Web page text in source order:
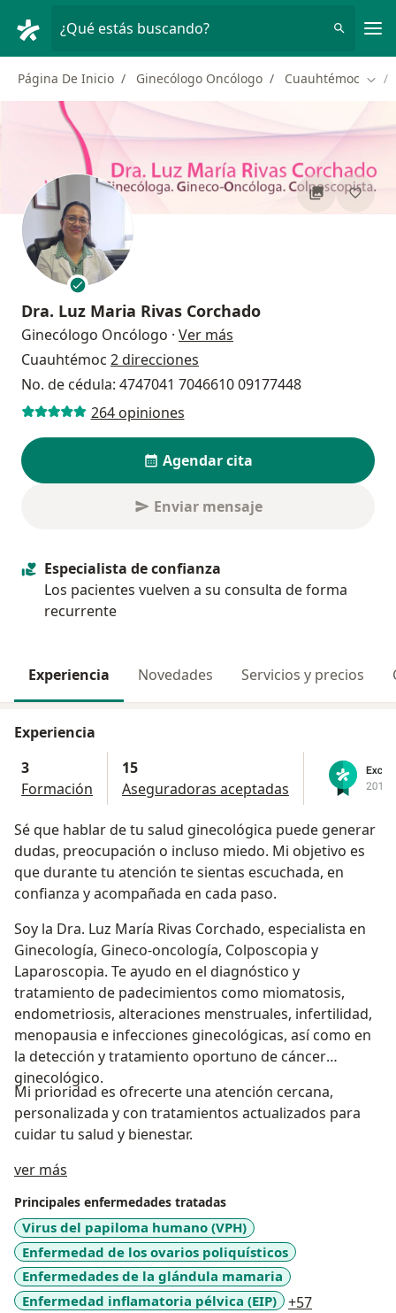
¿Qué estás buscando?
Página De Inicio Ginecólogo Oncólogo Cuauhtémoc
Dra. Luz Maria Rivas Corchado
Ginecólogo Oncólogo · Ver más
Cuauhtémoc 2 direcciones
No. de cédula: 4747041 7046610 09177448
264 opiniones
Agendar cita
Enviar mensaje
Especialista de confianza
Los pacientes vuelven a su consulta de forma
recurrente
Experiencia Novedades Servicios y precios
Experiencia
3
Formación
15
Aseguradoras aceptadas
Sé que hablar de tu salud ginecológica puede generar
dudas, preocupación o incluso miedo. Mi objetivo es
que durante tu atención te sientas escuchada, en
confianza y acompañada en cada paso.
Soy la Dra. Luz María Rivas Corchado, especialista en
Ginecología, Gineco-oncología, Colposcopia y
Laparoscopia. Te ayudo en el diagnóstico y
tratamiento de padecimientos como miomatosis,
endometriosis, alteraciones menstruales, infertilidad,
menopausia e infecciones ginecológicas, así como en
la detección y tratamiento oportuno de cáncer
ginecológico.
Mi prioridad es ofrecerte una atención cercana,
personalizada y con tratamientos actualizados para
cuidar tu salud y bienestar.
ver más
Principales enfermedades tratadas
Virus del papiloma humano (VPH)
Enfermedad de los ovarios poliquísticos
Enfermedades de la glándula mamaria
Enfermedad inflamatoria pélvica (EIP)
+57